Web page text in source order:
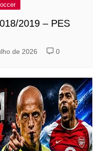
2019 – PES
de 2026 0